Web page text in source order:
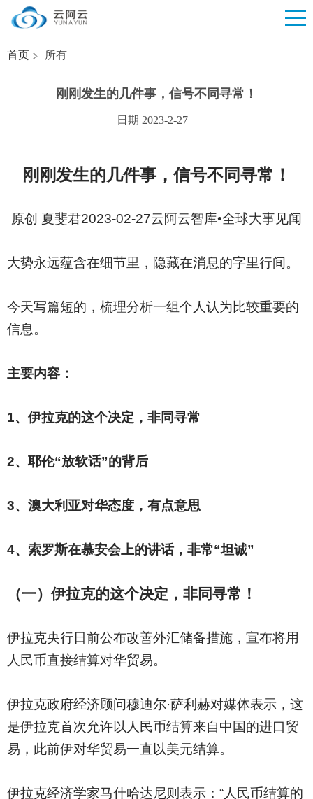
首页 所有
刚刚发生的几件事，信号不同寻常！
日期 2023-2-27
刚刚发生的几件事，信号不同寻常！
原创 夏斐君2023-02-27云阿云智库•全球大事见闻
大势永远蕴含在细节里，隐藏在消息的字里行间。
今天写篇短的，梳理分析一组个人认为比较重要的
信息。
主要内容：
1、伊拉克的这个决定，非同寻常
2、耶伦“放软话”的背后
3、澳大利亚对华态度，有点意思
4、索罗斯在慕安会上的讲话，非常“坦诚”
（一）伊拉克的这个决定，非同寻常！
伊拉克央行日前公布改善外汇储备措施，宣布将用
人民币直接结算对华贸易。
伊拉克政府经济顾问穆迪尔·萨利赫对媒体表示，这
是伊拉克首次允许以人民币结算来自中国的进口贸
易，此前伊对华贸易一直以美元结算。
伊拉克经济学家马什哈达尼则表示：“人民币结算的